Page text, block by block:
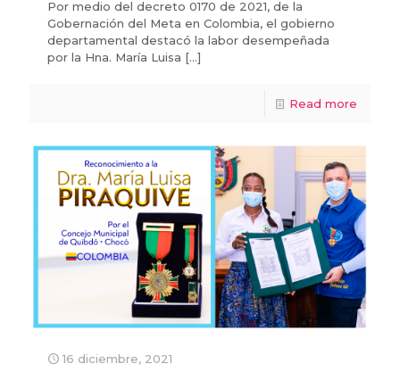
Por medio del decreto 0170 de 2021, de la
Gobernación del Meta en Colombia, el gobierno
departamental destacó la labor desempeñada
por la Hna. María Luisa […]
Read more
16 diciembre, 2021